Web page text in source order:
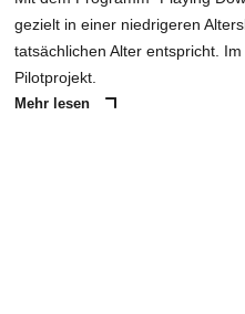
gezielt in einer niedrigeren
tatsächlichen Alter entspricht.
Pilotprojekt.
Mehr lesen